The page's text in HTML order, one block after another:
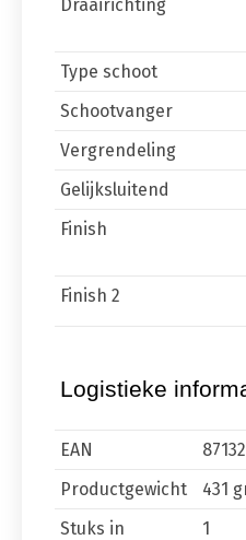
Draairichting
Type schoot
Schootvanger
Vergrendeling
Gelijksluitend
Finish
Finish 2
Logistieke
EAN
Productgewicht
431
Stuks in
1